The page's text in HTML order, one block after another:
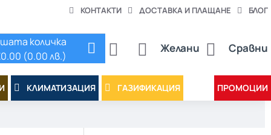
КОНТАКТИ ДОСТАВКА И ПЛАЩАНЕ БЛОГ
Желани Сравни
количка
(0.00 лв.)
КЛИМАТИЗАЦИЯ ГАЗИФИКАЦИЯ ПРОМОЦИИ